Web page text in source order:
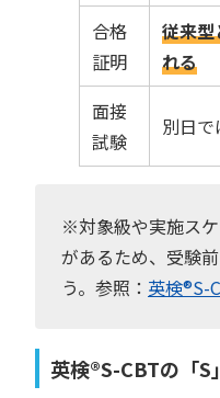
合格
証明
従来
れる
面接
試験
別日
※対象級や実施ス
があるため、受験
う。参照： 英検®︎S-
英検®︎S-CBTの「S